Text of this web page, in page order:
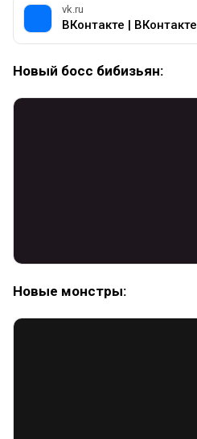
vk.ru
ВКонтакте | ВКонтакте
Новый босс бибизьян:
Новые монстры: